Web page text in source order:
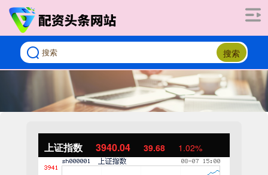
搜索
上证指数 3940.04 39.68 1.02%